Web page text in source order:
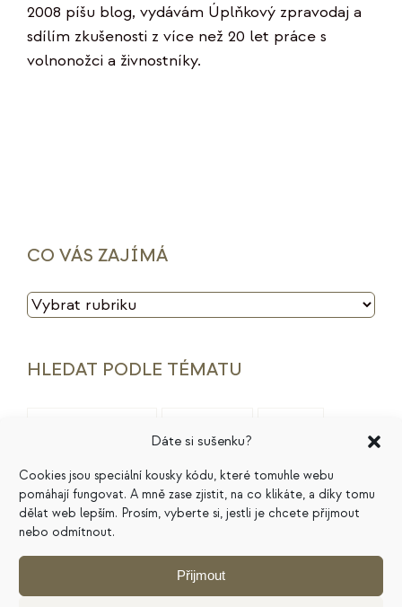
Dáte si sušenku?
Cookies jsou speciální kousky kódu, které tomuhle webu
pomáhají fungovat. A mně zase zjistit, na co klikáte, a díky tomu
dělat web lepším. Prosím, vyberte si, jestli je chcete přijmout
nebo odmítnout.
Přijmout
2008 píšu blog, vydávám Úplňkový zpravodaj a
sdílím zkušenosti z více než 20 let práce s
volnonožci a živnostníky.
CO VÁS ZAJÍMÁ
CO
HLEDAT PODLE TÉMATU
intuice
konkurence legacy
magie
marketing
podnikání